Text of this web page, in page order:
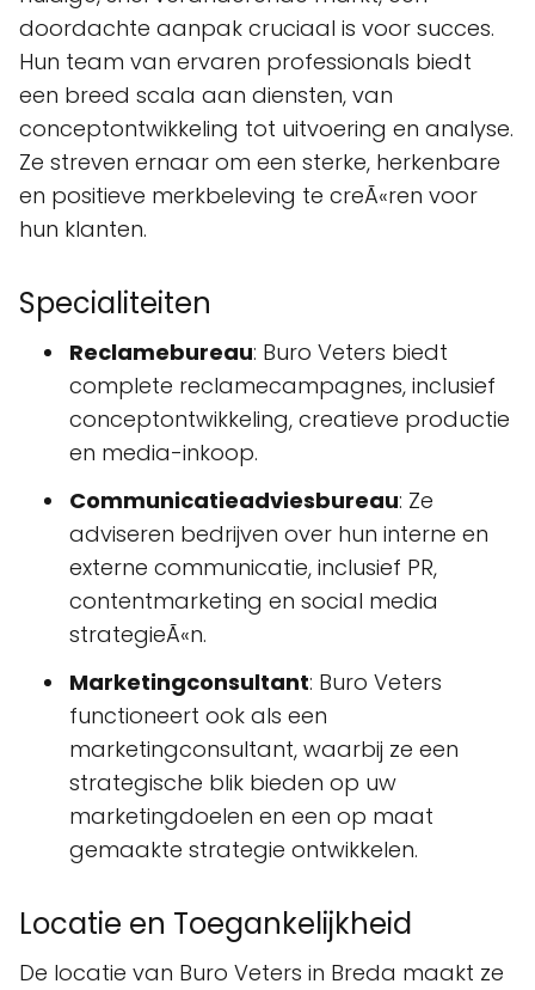
doordachte aanpak cruciaal is voor succes.
Hun team van ervaren professionals biedt
een breed scala aan diensten, van
conceptontwikkeling tot uitvoering en analyse.
Ze streven ernaar om een sterke, herkenbare
en positieve merkbeleving te creÃ«ren voor
hun klanten.
Specialiteiten
Reclamebureau: Buro Veters biedt
complete reclamecampagnes, inclusief
conceptontwikkeling, creatieve productie
en media-inkoop.
Communicatieadviesbureau: Ze
adviseren bedrijven over hun interne en
externe communicatie, inclusief PR,
contentmarketing en social media
strategieÃ«n.
Marketingconsultant: Buro Veters
functioneert ook als een
marketingconsultant, waarbij ze een
strategische blik bieden op uw
marketingdoelen en een op maat
gemaakte strategie ontwikkelen.
Locatie en Toegankelijkheid
De locatie van Buro Veters in Breda maakt ze